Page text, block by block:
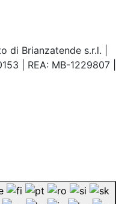
Brianzatende s.r.l. |
| REA: MB-1229807 |